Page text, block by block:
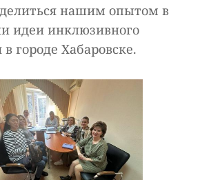
нашим опытом в
идеи инклюзивного
городе Хабаровске.